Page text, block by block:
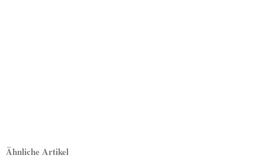
Ähnliche Artikel